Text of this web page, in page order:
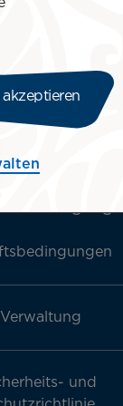
und
akzeptieren